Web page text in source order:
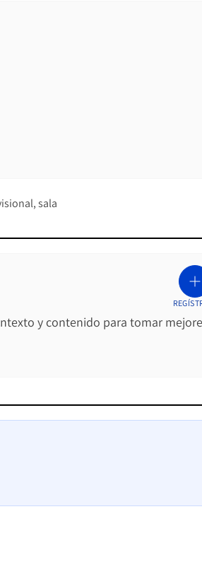
sala
y contenido para tomar